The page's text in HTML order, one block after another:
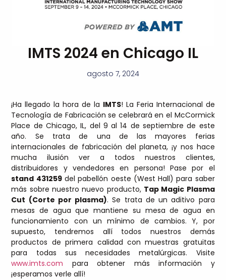
IMTS 2024 en Chicago IL
agosto 7, 2024
¡Ha llegado la hora de la IMTS! La Feria Internacional de
Tecnología de Fabricación se celebrará en el McCormick
Place de Chicago, IL, del 9 al 14 de septiembre de este
año. Se trata de una de las mayores ferias
internacionales de fabricación del planeta, ¡y nos hace
mucha ilusión ver a todos nuestros clientes,
distribuidores y vendedores en persona! Pase por el
stand 431259del pabellón oeste (West Hall) para saber
más sobre nuestro nuevo producto, Tap Magic Plasma
Cut (Corte por plasma). Se trata de un aditivo para
mesas de agua que mantiene su mesa de agua en
funcionamiento con un mínimo de cambios. Y, por
supuesto, tendremos allí todos nuestros demás
productos de primera calidad con muestras gratuitas
para todas sus necesidades metalúrgicas. Visite
www.imts.com para obtener más información y
¡esperamos verle allí!